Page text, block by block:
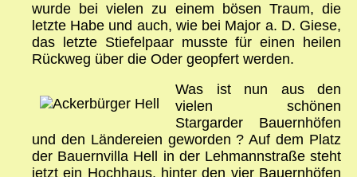
wurde bei vielen zu einem bösen Traum, die
letzte Habe und auch, wie bei Major a. D. Giese,
das letzte Stiefelpaar musste für einen heilen
Rückweg über die Oder geopfert werden.
Was ist nun aus den
vielen schönen
Stargarder Bauernhöfen
und den Ländereien geworden ? Auf dem Platz
der Bauernvilla Hell in der Lehmannstraße steht
jetzt ein Hochhaus, hinter den vier Bauernhöfen